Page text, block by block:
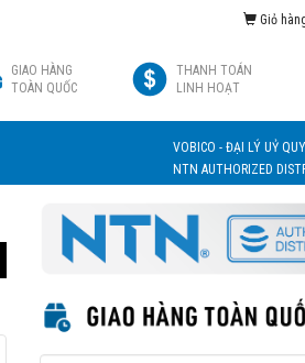
Giỏ
GIAO HÀNG
TOÀN QUỐC
THANH TOÁN
LINH HOẠT
VOBICO - ĐẠI LÝ UỶ
NTN AUTHORIZED